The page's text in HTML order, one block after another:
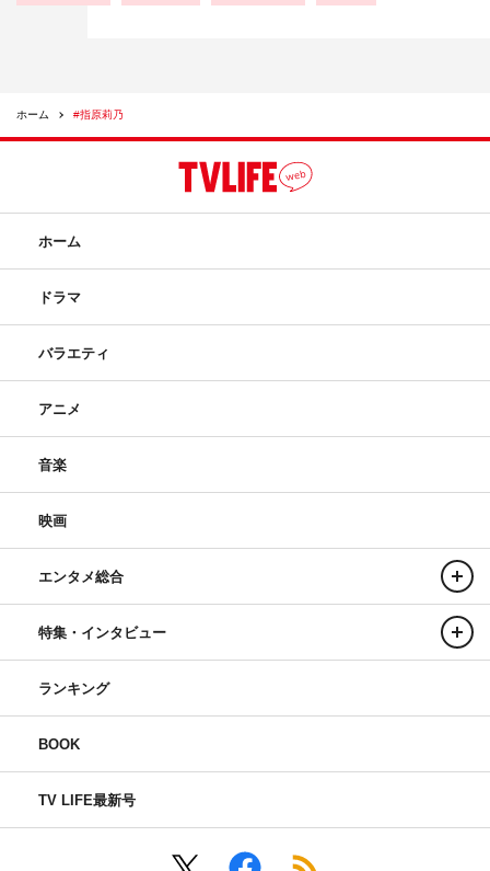
ホーム #指原莉乃
ホーム
ドラマ
バラエティ
アニメ
音楽
映画
エンタメ総合
特集・インタビュー
ランキング
BOOK
TV LIFE最新号